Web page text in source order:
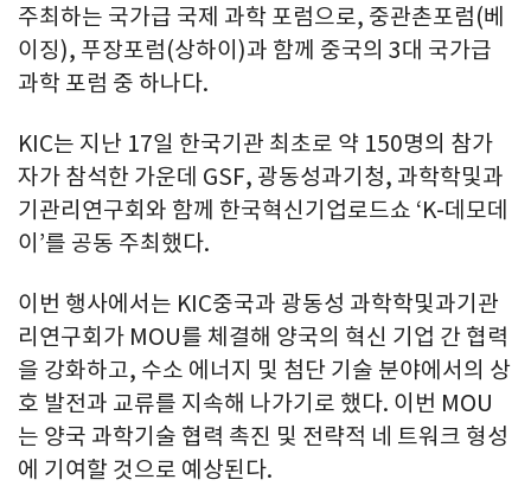
주최하는 국가급 국제 과학 포럼으로, 중관촌포럼(베
이징), 푸장포럼(상하이)과 함께 중국의 3대 국가급
과학 포럼 중 하나다.
KIC는 지난 17일 한국기관 최초로 약 150명의 참가
자가 참석한 가운데 GSF, 광동성과기청, 과학학및과
기관리연구회와 함께 한국혁신기업로드쇼 ‘K-데모데
이’를 공동 주최했다.
이번 행사에서는 KIC중국과 광동성 과학학및과기관
리연구회가 MOU를 체결해 양국의 혁신 기업 간 협력
을 강화하고, 수소 에너지 및 첨단 기술 분야에서의 상
호 발전과 교류를 지속해 나가기로 했다. 이번 MOU
는 양국 과학기술 협력 촉진 및 전략적 네 트워크 형성
에 기여할 것으로 예상된다.